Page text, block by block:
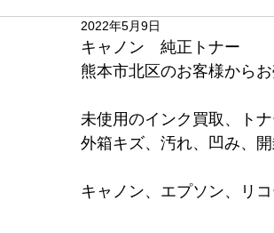
2022年5月9日
キャノン　純正トナー
熊本市北区のお客様から
未使用のインク買取、ト
外箱キズ、汚れ、凹み、
キャノン、エプソン、リ